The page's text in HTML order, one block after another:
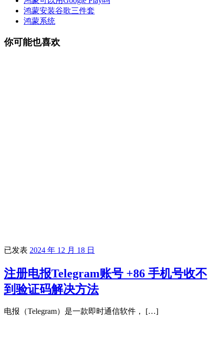
鸿蒙安装谷歌三件套
鸿蒙系统
你可能也喜欢
已发表 2024 年 12 月 18 日
注册电报Telegram账号 +86 手机号收不
到验证码解决方法
电报（Telegram）是一款即时通信软件， […]